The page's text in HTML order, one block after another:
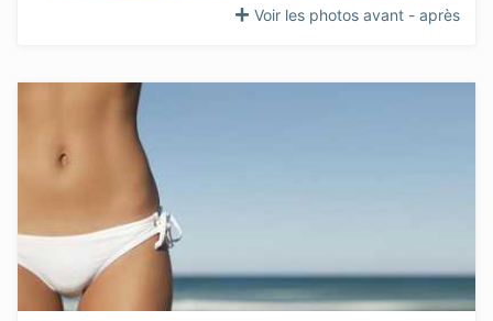
Voir les photos avant - après